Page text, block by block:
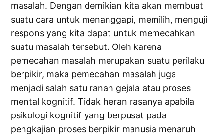
masalah. Dengan demikian kita akan membuat
suatu cara untuk menanggapi, memilih, menguji
respons yang kita dapat untuk memecahkan
suatu masalah tersebut. Oleh karena
pemecahan masalah merupakan suatu perilaku
berpikir, maka pemecahan masalah juga
menjadi salah satu ranah gejala atau proses
mental kognitif. Tidak heran rasanya apabila
psikologi kognitif yang berpusat pada
pengkajian proses berpikir manusia menaruh